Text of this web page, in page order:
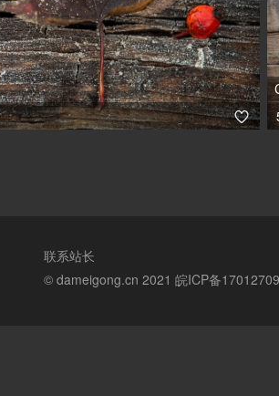

联系站长
© dameigong.cn 2021 皖ICP备